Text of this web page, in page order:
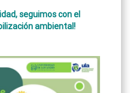
seguimos con el
ambiental!